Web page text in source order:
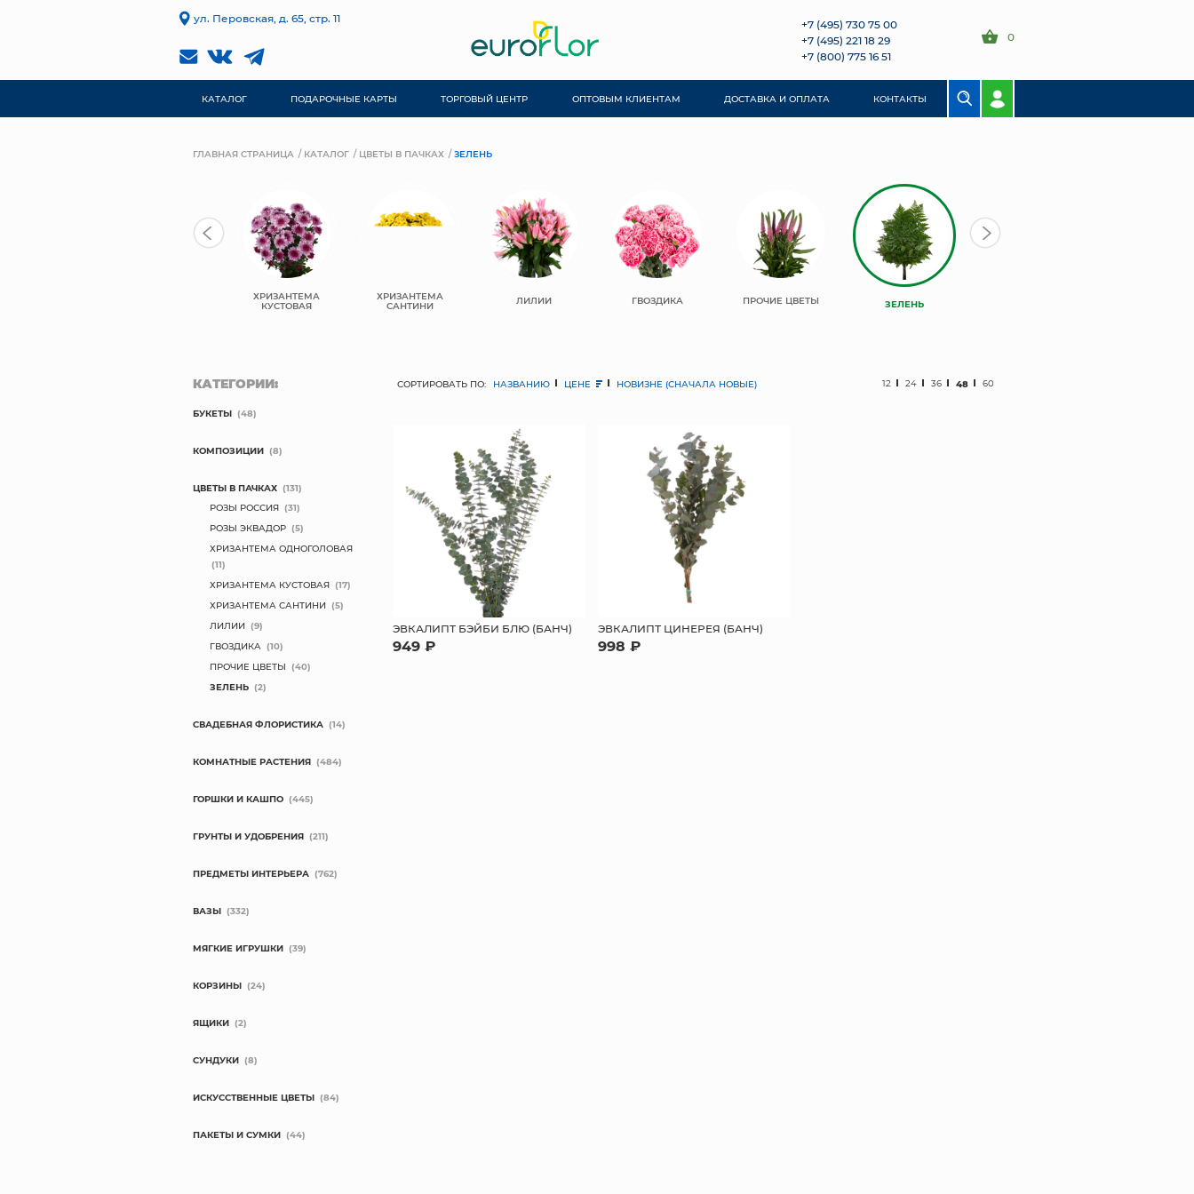
ул. Перовская, д. 65, стр. 11
+7 (495) 730 75 00
+7 (495) 221 18 29
+7 (800) 775 16 51
0
КАТАЛОГ ПОДАРОЧНЫЕ КАРТЫ ТОРГОВЫЙ ЦЕНТР ОПТОВЫМ КЛИЕНТАМ ДОСТАВКА И ОПЛАТА КОНТАКТЫ
ГЛАВНАЯ СТРАНИЦА КАТАЛОГ ЦВЕТЫ В ПАЧКАХ ЗЕЛЕНЬ
ХРИЗАНТЕМА
КУСТОВАЯ
ХРИЗАНТЕМА
САНТИНИ ЛИЛИИ ГВОЗДИКА ПРОЧИЕ ЦВЕТЫ ЗЕЛЕНЬ
СОРТИРОВАТЬ ПО: НАЗВАНИЮ ЦЕНЕ НОВИЗНЕ (СНАЧАЛА НОВЫЕ) 12 24 36 48 60
ЭВКАЛИПТ БЭЙБИ БЛЮ (БАНЧ)
949 ₽
ЭВКАЛИПТ ЦИНЕРЕЯ (БАНЧ)
998 ₽
КАТЕГОРИИ:
БУКЕТЫ (48)
КОМПОЗИЦИИ (8)
ЦВЕТЫ В ПАЧКАХ (131)
РОЗЫ РОССИЯ (31)
РОЗЫ ЭКВАДОР (5)
ХРИЗАНТЕМА ОДНОГОЛОВАЯ
(11)
ХРИЗАНТЕМА КУСТОВАЯ (17)
ХРИЗАНТЕМА САНТИНИ (5)
ЛИЛИИ (9)
ГВОЗДИКА (10)
ПРОЧИЕ ЦВЕТЫ (40)
ЗЕЛЕНЬ (2)
СВАДЕБНАЯ ФЛОРИСТИКА (14)
КОМНАТНЫЕ РАСТЕНИЯ (484)
ГОРШКИ И КАШПО (445)
ГРУНТЫ И УДОБРЕНИЯ (211)
ПРЕДМЕТЫ ИНТЕРЬЕРА (762)
ВАЗЫ (332)
МЯГКИЕ ИГРУШКИ (39)
КОРЗИНЫ (24)
ЯЩИКИ (2)
СУНДУКИ (8)
ИСКУССТВЕННЫЕ ЦВЕТЫ (84)
ПАКЕТЫ И СУМКИ (44)